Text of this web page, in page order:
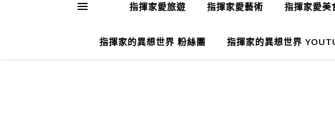
指揮家愛旅遊 指揮家愛藝術 指揮家愛美
指揮家的異想世界 粉絲團 指揮家的異想世界